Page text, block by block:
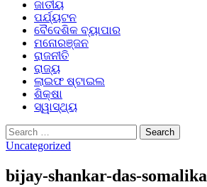
ଜାତୀୟ
ପର୍ଯ୍ୟଟନ
ବୈଦେଶିକ ବ୍ୟାପାର
ମନୋରଞ୍ଜନ
ରାଜନୀତି
ରାଜ୍ୟ
ଲାଇଫ ଷ୍ଟାଇଲ
ଶିକ୍ଷା
ସ୍ୱାସ୍ଥ୍ୟ
Search
for:
Uncategorized
bijay-shankar-das-somalika